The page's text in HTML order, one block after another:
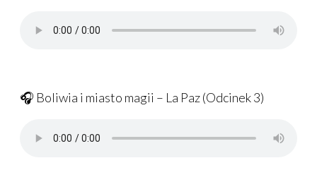
🎧 Boliwia i miasto magii – La Paz (Odcinek 3)